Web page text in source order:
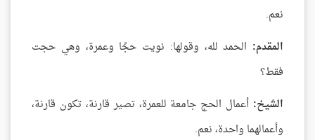
نعم.
المقدم: الحمد لله، وقولها: نويت حجًا وعمرة، وهي حجت
فقط؟
الشيخ: أعمال الحج جامعة للعمرة، تصير قارنة، تكون قارنة،
وأعمالهما واحدة، نعم.